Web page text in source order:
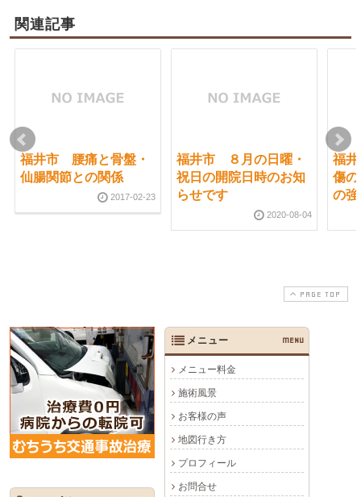
関連記事
福井市 腰痛と骨盤・
仙腸関節との関係
2017-02-23
福井市 ８月の日曜・
祝日の開院日時のお知
らせです
2020-08-04
福
傷
の強
PAGE TOP
メニュー MENU
メニュー料金
施術風景
お客様の声
地図行き方
プロフィール
お問合せ